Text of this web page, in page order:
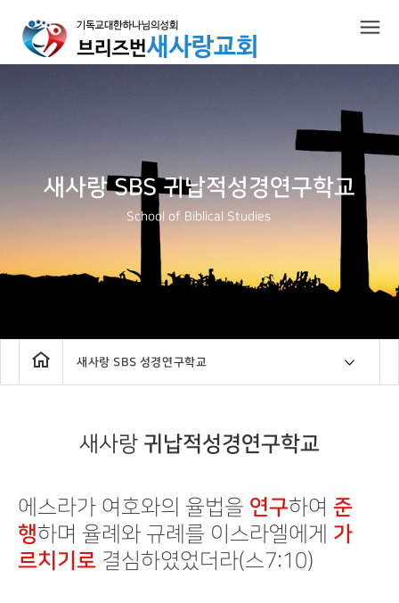
새사랑 SBS 귀납적성경연구학교
School of Biblical Studies
새사랑 SBS 성경연구학교
새사랑 귀납적성경연구학교
에스라가 여호와의 율법을 연구하여준
행하며 율례와 규례를 이스라엘에게 가
르치기로 결심하였었더라(스7:10)